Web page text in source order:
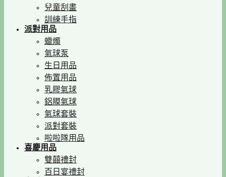
兒童刮畫
訓練手指
派對用品
蠟燭
氣球泵
生日用品
佈置用品
乳膠氣球
鋁膜氣球
氣球套裝
派對套裝
啦啦隊用品
喜慶用品
雙囍禮封
百日宴禮封